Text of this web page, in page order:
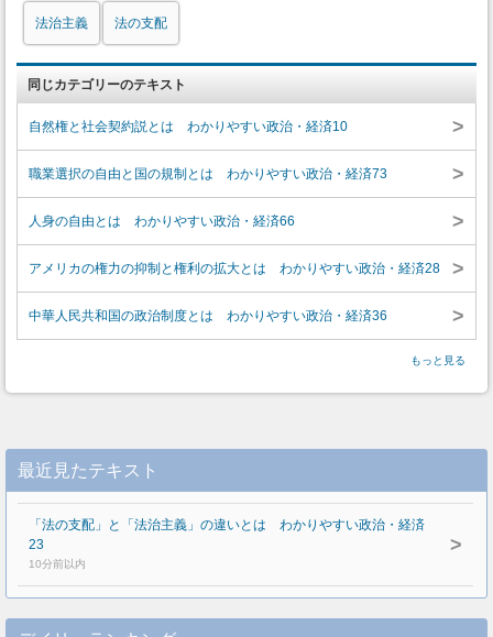
法治主義 法の支配
同じカテゴリーのテキスト
自然権と社会契約説とは わかりやすい政治・経済10 >
職業選択の自由と国の規制とは わかりやすい政治・経済73 >
人身の自由とは わかりやすい政治・経済66 >
アメリカの権力の抑制と権利の拡大とは わかりやすい政治・経済28 >
中華人民共和国の政治制度とは わかりやすい政治・経済36 >
もっと見る
最近見たテキスト
「法の支配」と「法治主義」の違いとは わかりやすい政治・経済
23
10分前以内
>